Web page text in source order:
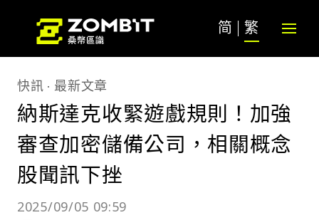
简 繁
快訊 最新文章
納斯達克收緊遊戲規則！加強
審查加密儲備公司，相關概念
股聞訊下挫
2025/09/05 09:59